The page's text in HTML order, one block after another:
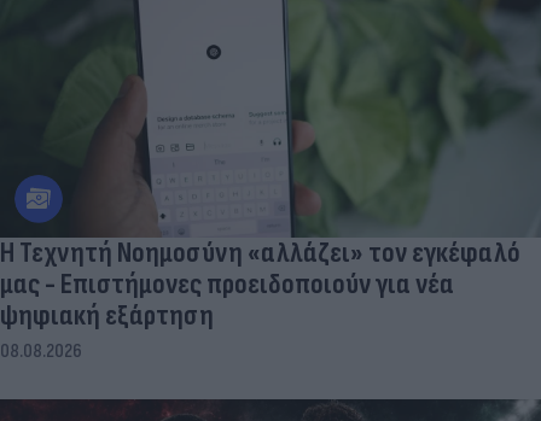
Η Τεχνητή Νοημοσύνη «αλλάζει» τον εγκέφαλό
μας - Eπιστήμονες προειδοποιούν για νέα
ψηφιακή εξάρτηση
08.08.2026